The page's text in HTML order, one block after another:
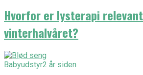
Hvorfor er lysterapi
vinterhalvåret?
Babyudstyr2 år siden